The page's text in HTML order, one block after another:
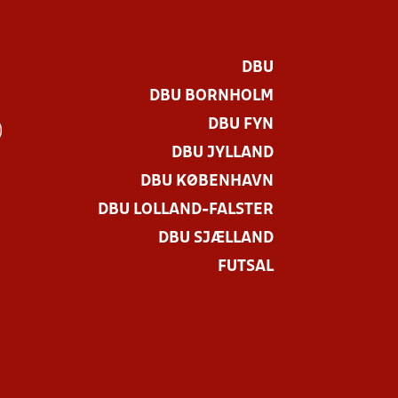
DBU
DBU BORNHOLM
DBU FYN
DBU JYLLAND
DBU KØBENHAVN
DBU LOLLAND-FALSTER
DBU SJÆLLAND
FUTSAL